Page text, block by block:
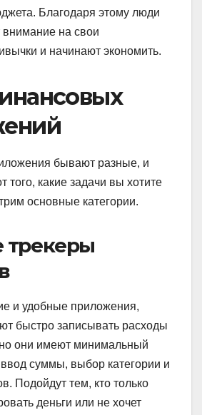
Благодаря этому люди
на свои
и начинают экономить.
бывают разные, и
того, какие задачи вы хотите
основные категории.
трекеры
и удобные приложения,
быстро записывать расходы
они имеют минимальный
суммы, выбор категории и
Подойдут тем, кто только
деньги или не хочет